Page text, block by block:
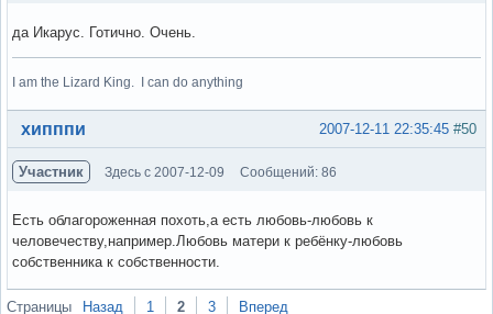
да Икарус. Готично. Очень.
I am the Lizard King. I can do anything
Вне форума #50
2007-12-11 22:35:45
хипппи
Участник Здесь с 2007-12-09 Сообщений: 86
Есть облагороженная похоть,а есть любовь-любовь к
человечеству,например.Любовь матери к ребёнку-любовь
собственника к собственности.
Вне форума
Страницы Назад 1 2 3 Вперед